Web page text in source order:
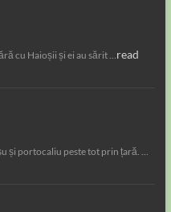
cu Haioșii și ei au sărit …read
și portocaliu peste tot prin țară. …